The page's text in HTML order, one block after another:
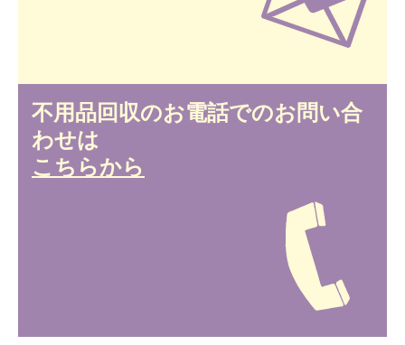
不用品回収のお電話でのお問い合
わせは
こちらから